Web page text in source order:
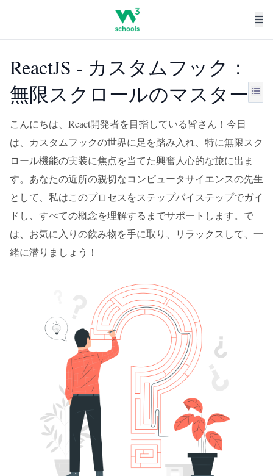
ReactJS - カスタムフック：
無限スクロールのマスター
こんにちは、React開発者を目指している皆さん！今日
は、カスタムフックの世界に足を踏み入れ、特に無限スク
ロール機能の実装に焦点を当てた興奮人心的な旅に出ま
す。あなたの近所の親切なコンピュータサイエンスの先生
として、私はこのプロセスをステップバイステップでガイ
ドし、すべての概念を理解するまでサポートします。で
は、お気に入りの飲み物を手に取り、リラックスして、一
緒に潜りましょう！